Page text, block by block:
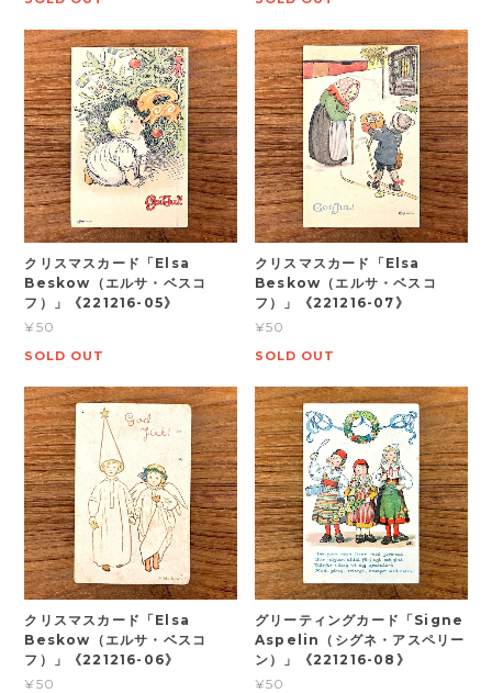
クリスマスカード「Elsa
Beskow（エルサ・ベスコ
フ）」《221216-05》
¥50
SOLD OUT
クリスマスカード「Elsa
Beskow（エルサ・ベスコ
フ）」《221216-07》
¥50
SOLD OUT
クリスマスカード「Elsa
Beskow（エルサ・ベスコ
フ）」《221216-06》
¥50
グリーティングカード「Signe
Aspelin（シグネ・アスペリー
ン）」《221216-08》
¥50